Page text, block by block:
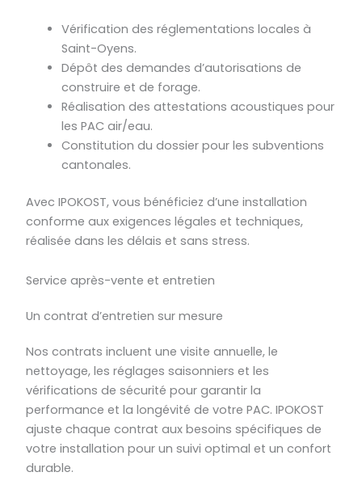
Vérification des réglementations locales à
Saint-Oyens.
Dépôt des demandes d’autorisations de
construire et de forage.
Réalisation des attestations acoustiques pour
les PAC air/eau.
Constitution du dossier pour les subventions
cantonales.
Avec IPOKOST, vous bénéficiez d’une installation
conforme aux exigences légales et techniques,
réalisée dans les délais et sans stress.
Service après-vente et entretien
Un contrat d’entretien sur mesure
Nos contrats incluent une visite annuelle, le
nettoyage, les réglages saisonniers et les
vérifications de sécurité pour garantir la
performance et la longévité de votre PAC. IPOKOST
ajuste chaque contrat aux besoins spécifiques de
votre installation pour un suivi optimal et un confort
durable.